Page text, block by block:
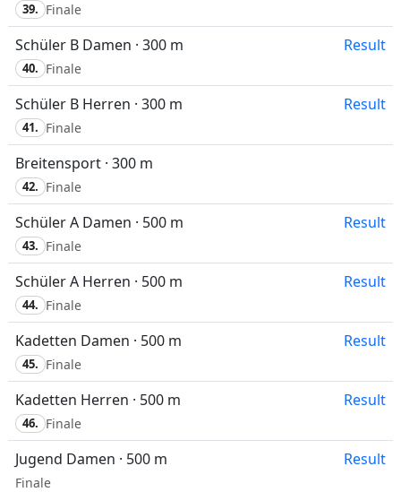
39. Finale
Schüler B Damen · 300 m Result
40. Finale
Schüler B Herren · 300 m Result
41. Finale
Breitensport · 300 m
42. Finale
Schüler A Damen · 500 m Result
43. Finale
Schüler A Herren · 500 m Result
44. Finale
Kadetten Damen · 500 m Result
45. Finale
Kadetten Herren · 500 m Result
46. Finale
Jugend Damen · 500 m Result
Finale